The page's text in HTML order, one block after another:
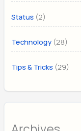
Status (2)
Technology (28)
Tips & Tricks (29)